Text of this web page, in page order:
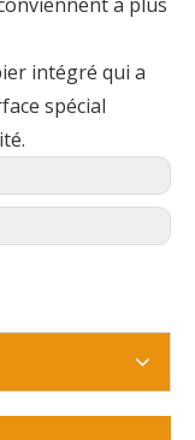
intégré qui a
spécial